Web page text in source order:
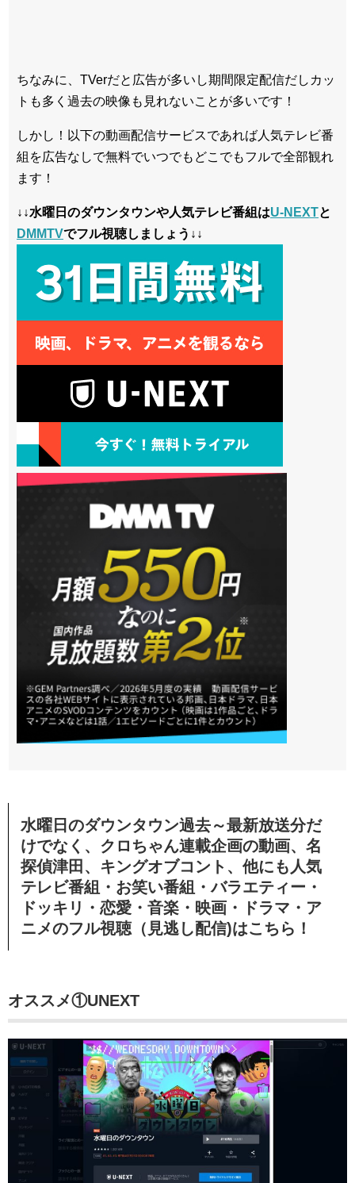
ちなみに、TVerだと広告が多いし期間限定配信だしカッ
トも多く過去の映像も見れないことが多いです！
しかし！以下の動画配信サービスであれば人気テレビ番
組を広告なしで無料でいつでもどこでもフルで全部観れ
ます！
↓↓水曜日のダウンタウンや人気テレビ番組はU-NEXTと
DMMTVでフル視聴しましょう↓↓
水曜日のダウンタウン過去～最新放送分だ
けでなく、クロちゃん連載企画の動画、名
探偵津田、キングオブコント、他にも人気
テレビ番組・お笑い番組・バラエティー・
ドッキリ・恋愛・音楽・映画・ドラマ・ア
ニメのフル視聴（見逃し配信)はこちら！
オススメ①UNEXT